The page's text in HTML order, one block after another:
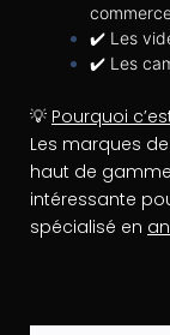
✔️ Les
✔️ Les
💡 Pourquoi
Les marques
haut de
intéressante
spécialisé en